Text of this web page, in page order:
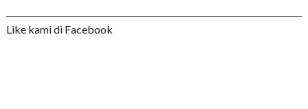
Like kami di Facebook